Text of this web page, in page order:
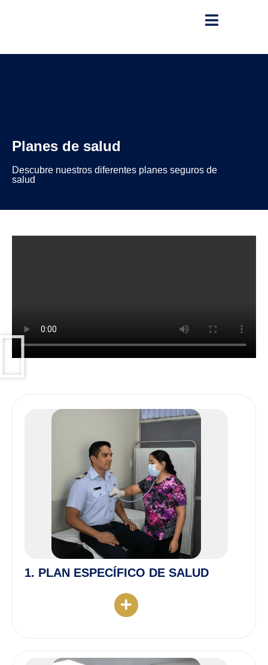
Planes de salud
Descubre nuestros diferentes planes seguros de
salud
1. PLAN ESPECÍFICO DE SALUD